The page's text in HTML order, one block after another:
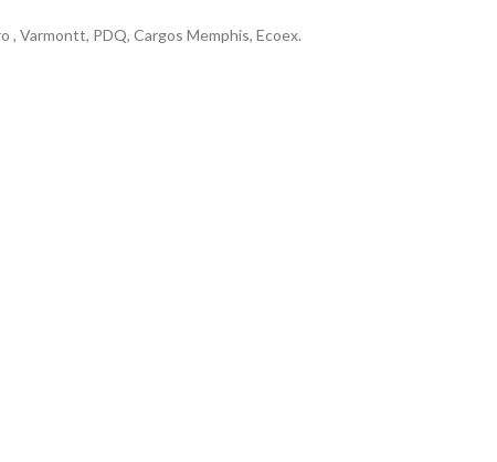
, Varmontt, PDQ, Cargos Memphis, Ecoex.